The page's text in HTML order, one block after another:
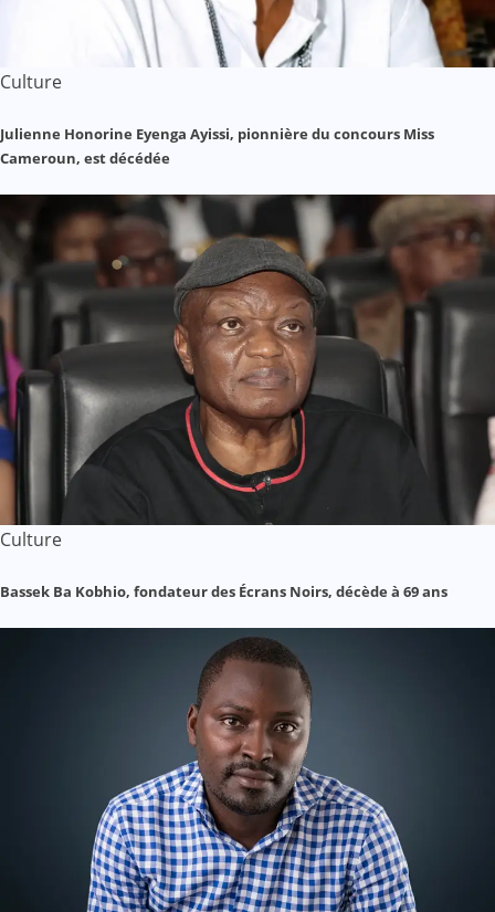
Culture
Julienne Honorine Eyenga Ayissi, pionnière du concours Miss
Cameroun, est décédée
Culture
Bassek Ba Kobhio, fondateur des Écrans Noirs, décède à 69 ans